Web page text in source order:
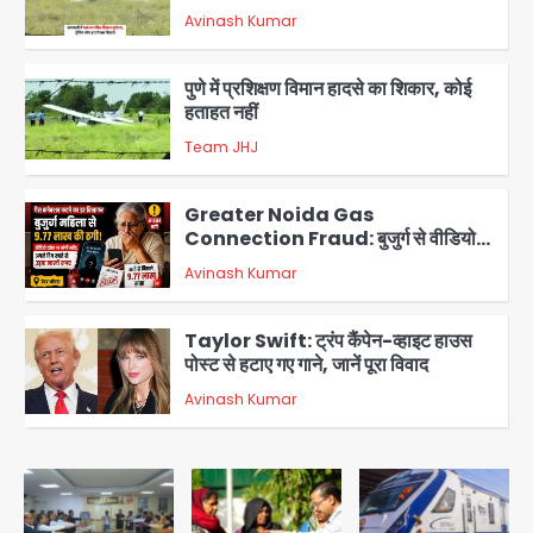
2
Avinash Kumar
3
पुणे में प्रशिक्षण विमान हादसे का शिकार, कोई
हताहत नहीं
Team JHJ
4
Greater Noida Gas
Connection Fraud: बुजुर्ग से वीडियो
कॉल पर 9.77 लाख की साइबर फ्रॉड
Avinash Kumar
5
Taylor Swift: ट्रंप कैंपेन-व्हाइट हाउस
पोस्ट से हटाए गए गाने, जानें पूरा विवाद
Avinash Kumar
Air India Phuket Delhi flight:
कैप्टन का डोप टेस्ट पॉजिटिव, 17 घायल;
DGCA जांच जारी
Avinash Kumar